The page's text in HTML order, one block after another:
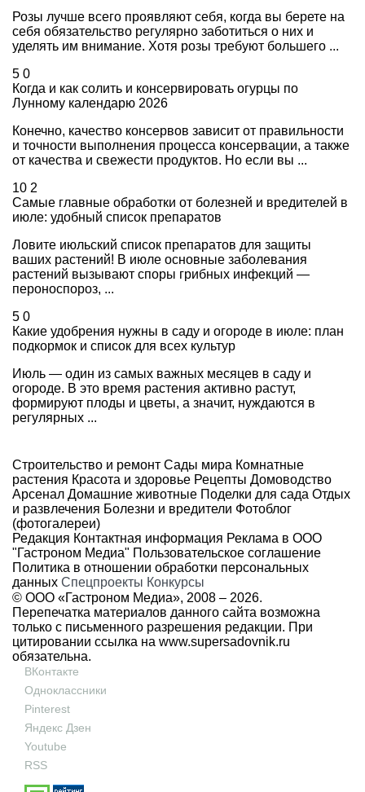
Розы лучше всего проявляют себя, когда вы берете на
себя обязательство регулярно заботиться о них и
уделять им внимание. Хотя розы требуют большего ...
5 0
Когда и как солить и консервировать огурцы по
Лунному календарю 2026
Конечно, качество консервов зависит от правильности
и точности выполнения процесса консервации, а также
от качества и свежести продуктов. Но если вы ...
10 2
Самые главные обработки от болезней и вредителей в
июле: удобный список препаратов
Ловите июльский список препаратов для защиты
ваших растений! В июле основные заболевания
растений вызывают споры грибных инфекций —
пероноспороз, ...
5 0
Какие удобрения нужны в саду и огороде в июле: план
подкормок и список для всех культур
Июль — один из самых важных месяцев в саду и
огороде. В это время растения активно растут,
формируют плоды и цветы, а значит, нуждаются в
регулярных ...
Строительство и ремонт Сады мира Комнатные
растения Красота и здоровье Рецепты Домоводство
Арсенал Домашние животные Поделки для сада Отдых
и развлечения Болезни и вредители Фотоблог
(фотогалереи)
Редакция Контактная информация Реклама в ООО
"Гастроном Медиа" Пользовательское соглашение
Политика в отношении обработки персональных
данных Спецпроекты Конкурсы
© ООО «Гастроном Медиа», 2008 – 2026.
Перепечатка материалов данного сайта возможна
только с письменного разрешения редакции. При
цитировании ссылка на www.supersadovnik.ru
обязательна.
ВКонтакте
Одноклассники
Pinterest
Яндекс Дзен
Youtube
RSS